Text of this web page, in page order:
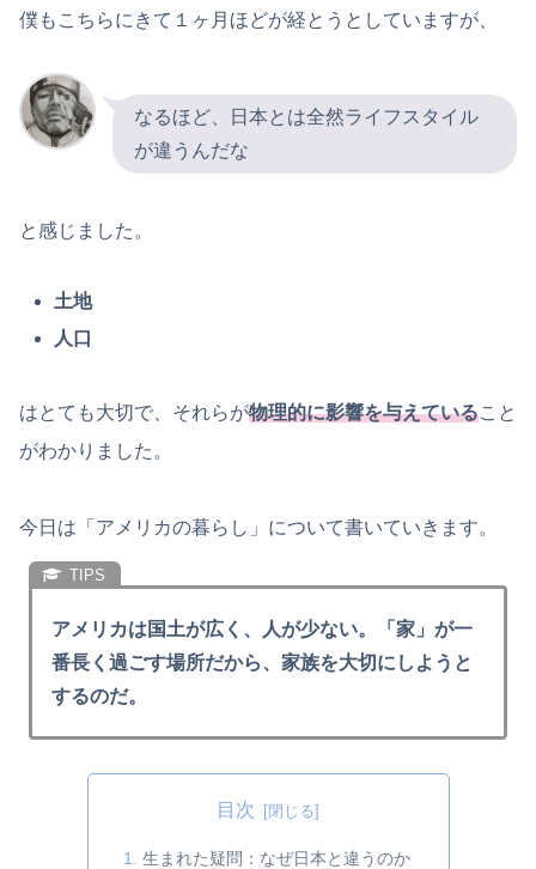
僕もこちらにきて１ヶ月ほどが経とうとしていますが、
なるほど、日本とは全然ライフスタイル
が違うんだな
と感じました。
土地
人口
はとても大切で、それらが物理的に影響を与えていること
がわかりました。
今日は「アメリカの暮らし」について書いていきます。
アメリカは国土が広く、人が少ない。「家」が一
番長く過ごす場所だから、家族を大切にしようと
するのだ。
目次
生まれた疑問：なぜ日本と違うのか